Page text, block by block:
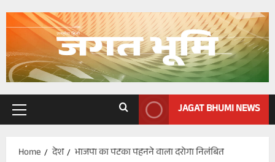
Primary
JAGAT BHUMI NEWS
Home देश भाजपा का पटका पहनने वाला दरोगा निलंबित